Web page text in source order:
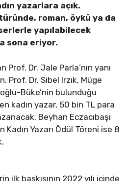
yazarlara açık.
roman, öykü ya da
yapılabilecek
sona eriyor.
Dr. Jale Parla’nın yanı
Prof. Dr. Sibel Irzık, Müge
Büke’nin bulunduğu
kadın yazar, 50 bin TL para
Beyhan Eczacıbaşı
Kadın Yazarı Ödül Töreni ise 8
ilk baskısının 2022 yılı içinde